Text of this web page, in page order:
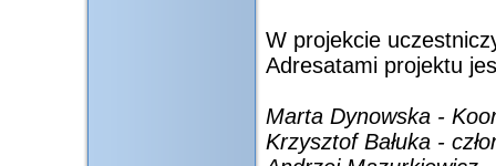
W projekcie
Adresatami projektu
Marta Dynowska -
Krzysztof Bałuka -